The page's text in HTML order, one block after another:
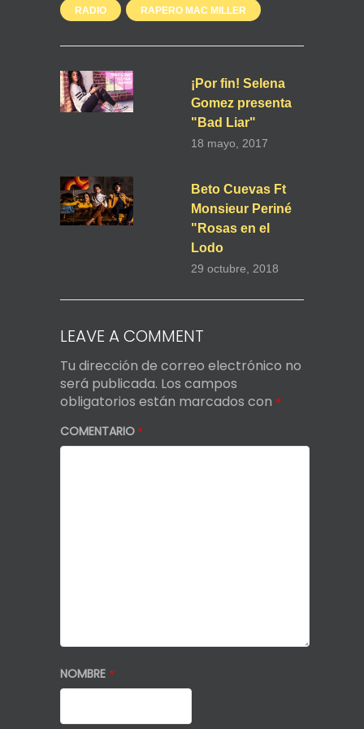
RADIO RAPERO MAC MILLER
¡Por fin! Selena
Gomez presenta
"Bad Liar"
18 mayo, 2017
Beto Cuevas Ft
Monsieur Periné
"Rosas en el
Lodo
29 octubre, 2018
LEAVE A COMMENT
Tu dirección de correo electrónico no
será publicada. Los campos
obligatorios están marcados con *
COMENTARIO*
NOMBRE *